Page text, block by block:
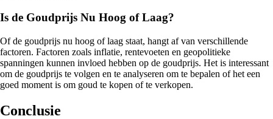
Is de Goudprijs Nu Hoog of Laag?
Of de goudprijs nu hoog of laag staat, hangt af van verschillende
factoren. Factoren zoals inflatie, rentevoeten en geopolitieke
spanningen kunnen invloed hebben op de goudprijs. Het is interessant
om de goudprijs te volgen en te analyseren om te bepalen of het een
goed moment is om goud te kopen of te verkopen.
Conclusie